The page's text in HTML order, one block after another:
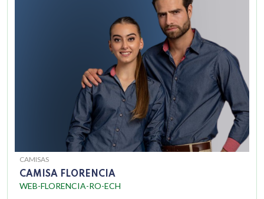
CAMISAS
CAMISA FLORENCIA
WEB-FLORENCIA-RO-ECH